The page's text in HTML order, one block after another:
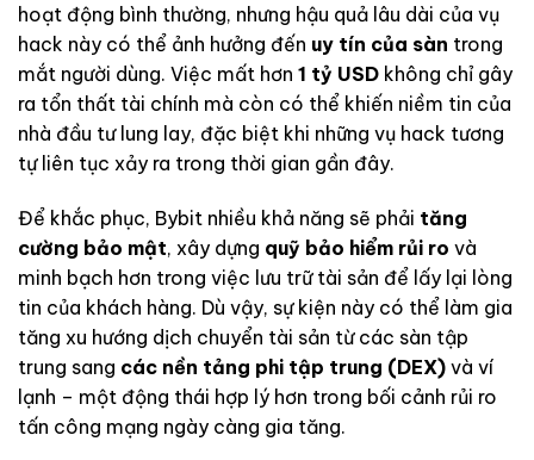
hoạt động bình thường, nhưng hậu quả lâu dài của vụ
hack này có thể ảnh hưởng đến uy tín của sàn trong
mắt người dùng. Việc mất hơn 1 tỷ USD không chỉ gây
ra tổn thất tài chính mà còn có thể khiến niềm tin của
nhà đầu tư lung lay, đặc biệt khi những vụ hack tương
tự liên tục xảy ra trong thời gian gần đây.
Để khắc phục, Bybit nhiều khả năng sẽ phải tăng
cường bảo mật, xây dựng quỹ bảo hiểm rủi ro và
minh bạch hơn trong việc lưu trữ tài sản để lấy lại lòng
tin của khách hàng. Dù vậy, sự kiện này có thể làm gia
tăng xu hướng dịch chuyển tài sản từ các sàn tập
trung sang các nền tảng phi tập trung (DEX) và ví
lạnh – một động thái hợp lý hơn trong bối cảnh rủi ro
tấn công mạng ngày càng gia tăng.